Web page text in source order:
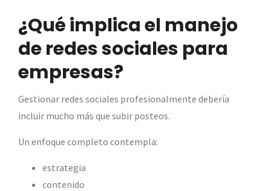
¿Qué implica el manejo
de redes sociales para
empresas?
Gestionar redes sociales profesionalmente debería
incluir mucho más que subir posteos.
Un enfoque completo contempla:
estrategia
contenido